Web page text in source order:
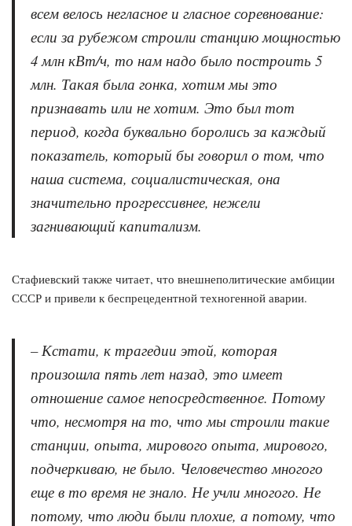
всем велось негласное и гласное соревнование:
если за рубежом строили станцию мощностью
4 млн кВт/ч, то нам надо было построить 5
млн. Такая была гонка, хотим мы это
признавать или не хотим. Это был тот
период, когда буквально боролись за каждый
показатель, который бы говорил о том, что
наша система, социалистическая, она
значительно прогрессивнее, нежели
загнивающий капитализм.
Стафиевский также читает, что внешнеполитические амбиции
СССР и привели к беспрецедентной техногенной аварии.
– Кстати, к трагедии этой, которая
произошла пять лет назад, это имеет
отношение самое непосредственное. Потому
что, несмотря на то, что мы строили такие
станции, опыта, мирового опыта, мирового,
подчеркиваю, не было. Человечество многого
еще в то время не знало. Не учли многого. Не
потому, что люди были плохие, а потому, что